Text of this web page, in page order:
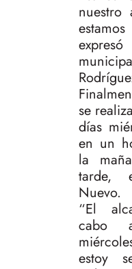
se
días
en un
la
tarde,
Nuevo.
“El
cabo
estoy